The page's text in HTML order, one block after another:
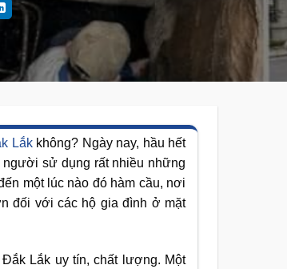
Lắkkhông? Ngày nay, hầu hết
người sử dụng rất nhiều những
một lúc nào đó hàm cầu, nơi
đối với các hộ gia đình ở mặt
Lắk uy tín, chất lượng. Một